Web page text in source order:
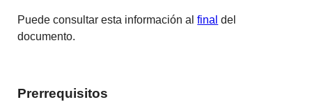
Puede consultar esta información alfinal del
documento.
Prerrequisitos